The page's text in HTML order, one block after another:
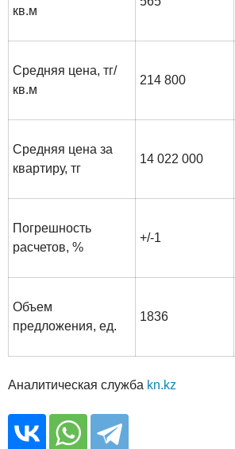
кв.м
Средняя цена, тг/
кв.м
214 800
Средняя цена за
квартиру, тг
14 022 000
Погрешность
расчетов, %
+/-1
Объем
предложения, ед.
1836
Аналитическая служба kn.kz